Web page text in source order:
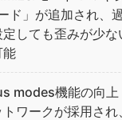
ド」が追加され、
定しても歪みが少
能
modes機能の向上
ワークが採用さ